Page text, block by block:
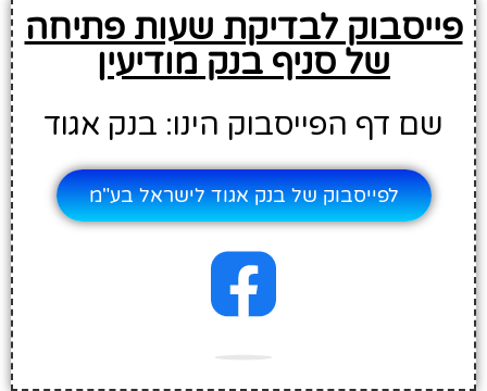
פייסבוק לבדיקת שעות פתיחה
של סניף בנק מודיעין
שם דף הפייסבוק הינו: בנק אגוד
לפייסבוק של בנק אגוד לישראל בע"מ